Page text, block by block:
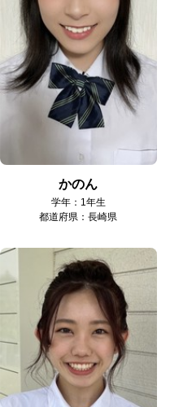
かのん
学年：1年生
都道府県：長崎県